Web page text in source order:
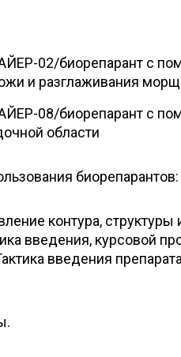
02/биорепарант с
и разглаживания
08/биорепарант с
области
биорепарантов:
контура, структуры
введения, курсовой
введения